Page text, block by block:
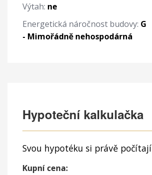
Výtah: ne
Energetická náročnost budovy: G
- Mimořádně nehospodárná
Hypoteční kalkulačka
Svou hypotéku si právě počítají
Kupní cena: